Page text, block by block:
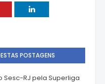
POSTAGENS
Sesc-RJ pela Superliga